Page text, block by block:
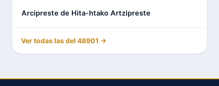
Arcipreste de Hita-htako Artzipreste
Ver todas las del 48901 →